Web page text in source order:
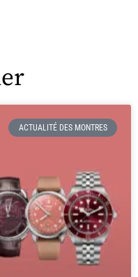
ACTUALITÉ DES MONTRES